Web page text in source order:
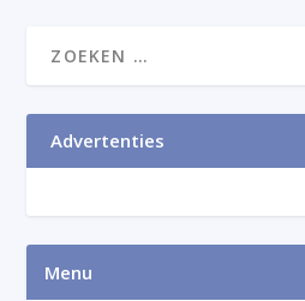
Advertenties
Menu